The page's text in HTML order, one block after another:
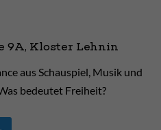
9A, Kloster Lehnin
aus Schauspiel, Musik und
bedeutet Freiheit?